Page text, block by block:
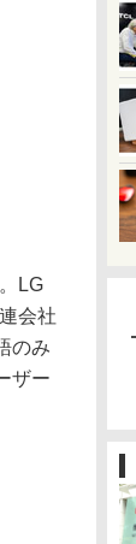
LG
会社
のみ
ザー